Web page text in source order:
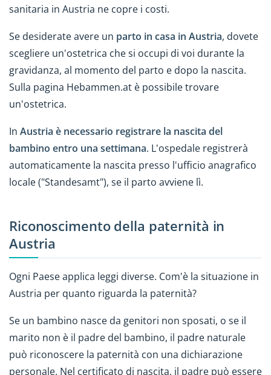
sanitaria in Austria ne copre i costi.
Se desiderate avere un parto in casa in Austria, dovete
scegliere un'ostetrica che si occupi di voi durante la
gravidanza, al momento del parto e dopo la nascita.
Sulla pagina Hebammen.at è possibile trovare
un'ostetrica.
In Austria è necessario registrare la nascita del
bambino entro una settimana. L'ospedale registrerà
automaticamente la nascita presso l'ufficio anagrafico
locale ("Standesamt"), se il parto avviene lì.
Riconoscimento della paternità in
Austria
Ogni Paese applica leggi diverse. Com'è la situazione in
Austria per quanto riguarda la paternità?
Se un bambino nasce da genitori non sposati, o se il
marito non è il padre del bambino, il padre naturale
può riconoscere la paternità con una dichiarazione
personale. Nel certificato di nascita, il padre può essere